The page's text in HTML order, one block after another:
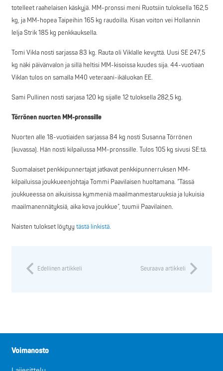
totelleet raahelaisen käskyjä. MM-pronssi meni Ruotsiin tuloksella 162,5
kg, ja MM-hopea Taipeihin 165 kg raudoilla. Kisan voiton vei Hollannin
Ielja Strik 185 kg penkkauksella.
Tomi Vikla nosti sarjassa 83 kg. Rauta oli Viklalle kevyttä. Uusi SE 247,5
kg näki päivänvalon ja sillä heltisi MM-kisoissa kuudes sija. 44-vuotiaan
Viklan tulos on samalla M40 veteraani-ikäluokan EE.
Sami Pullinen nosti sarjasa 120 kg sijalle 12 tuloksella 282,5 kg.
Törrönen nuorten MM-pronssille
Nuorten alle 18-vuotiaiden sarjassa 84 kg nosti Susanna Törrönen
(kuvassa). Hän nosti kilpailussa MM-pronssille. Tulos 105 kg sivusi SE:tä.
Suomalaiset penkkipunnertajat jatkavat penkkipunnerruksen MM-
kilpailuissa joukkueenjohtaja Tommi Paavilaisen huoltamana. ”Tässä
joukkueessa on aikuisissa kymmeniä maailmanmestaruuksia ja lukuisia
maailmanennätyksiä, aika kova joukkue”, tuumii Paavilainen.
Naisten tulokset löytyy tästä linkistä.
Edellinen artikkeli Seuraava artikkeli
Voimanosto